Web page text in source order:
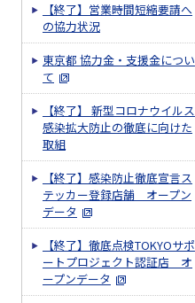
【終了】営業時間短縮要請へ
の協力状況
東京都 協力金・支援金につい
て
【終了】 新型コロナウイルス
感染拡大防止の徹底に向けた
取組
【終了】感染防止徹底宣言ス
テッカー登録店舗 オープン
データ
【終了】徹底点検TOKYOサポ
ートプロジェクト認証店 オ
ープンデータ